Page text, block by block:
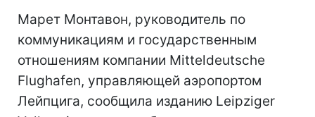
Марет Монтавон, руководитель по
коммуникациям и государственным
отношениям компании Mitteldeutsche
Flughafen, управляющей аэропортом
Лейпцига, сообщила изданию Leipziger